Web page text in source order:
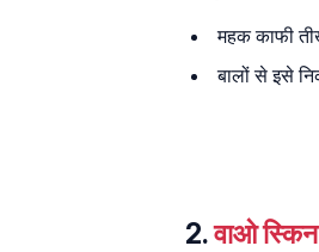
महक काफी
बालों से इसे
2.वाओ